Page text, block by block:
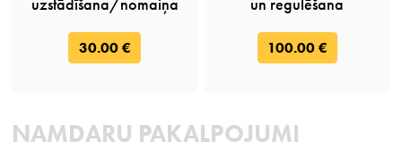
uzstādīšana/nomaiņa
30.00 €
un regulēšana
100.00 €
NAMDARU PAKALPOJUMI